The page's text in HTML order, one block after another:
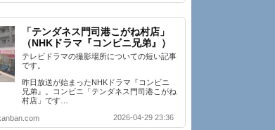
「テンダネス門司港こがね村店」
（NHKドラマ『コンビニ兄弟』）
テレビドラマの撮影場所についての短い記事
です。
昨日放送が始まったNHKドラマ『コンビニ
兄弟』。コンビニ「テンダネス門司港こがね
村店」です…
2026-04-29 23:36